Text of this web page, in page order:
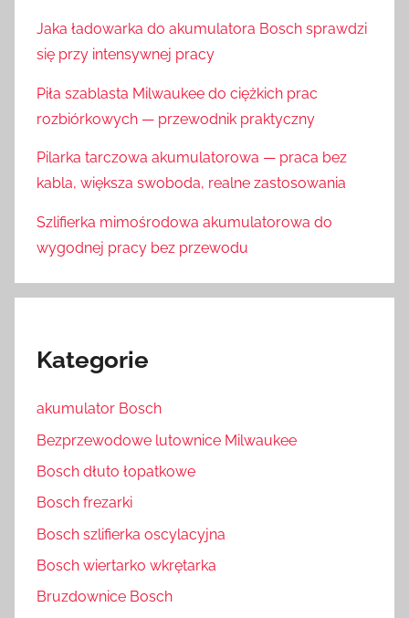
Jaka ładowarka do akumulatora Bosch sprawdzi
się przy intensywnej pracy
Piła szablasta Milwaukee do ciężkich prac
rozbiórkowych — przewodnik praktyczny
Pilarka tarczowa akumulatorowa — praca bez
kabla, większa swoboda, realne zastosowania
Szlifierka mimośrodowa akumulatorowa do
wygodnej pracy bez przewodu
Kategorie
akumulator Bosch
Bezprzewodowe lutownice Milwaukee
Bosch dłuto łopatkowe
Bosch frezarki
Bosch szlifierka oscylacyjna
Bosch wiertarko wkrętarka
Bruzdownice Bosch